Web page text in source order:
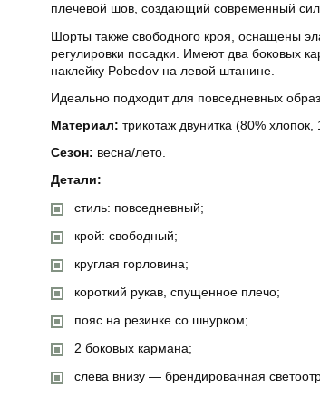
плечевой шов, создающий современный
Шорты также свободного кроя, оснащены
регулировки посадки. Имеют два боковых
наклейку Pobedov на левой штанине.
Идеально подходит для повседневных
Материал: трикотаж двунитка (80% хлопок,
Сезон: весна/лето.
Детали:
стиль: повседневный;
крой: свободный;
круглая горловина;
короткий рукав, спущенное плечо;
пояс на резинке со шнурком;
2 боковых кармана;
слева внизу — брендированная